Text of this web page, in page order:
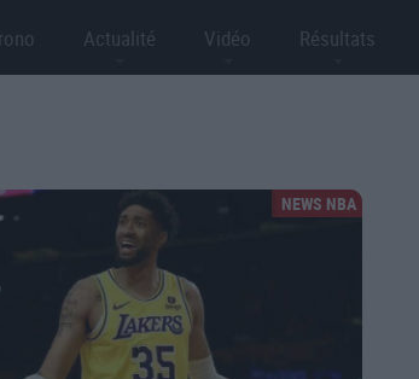
Actualité Vidéo Résultats
NEWS NBA